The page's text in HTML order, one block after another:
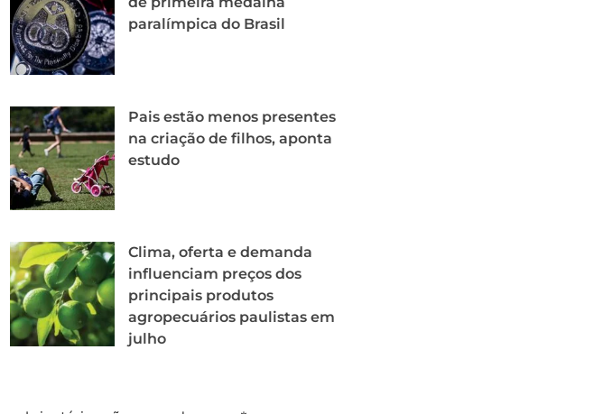
paralímpica do Brasil
Pais estão menos presentes
na criação de filhos, aponta
estudo
Clima, oferta e demanda
influenciam preços dos
principais produtos
agropecuários paulistas em
julho